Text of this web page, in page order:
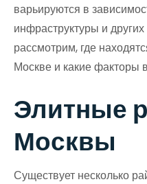
варьируются в
инфраструктуры и
рассмотрим, где
Москве и какие факторы
Элитные
Москвы
Существует несколько